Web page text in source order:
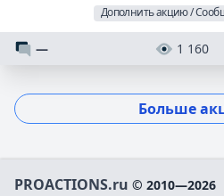
Дополнить акцию /
— 1 160
Больше
PROACTIONS.ru © 2010—2026